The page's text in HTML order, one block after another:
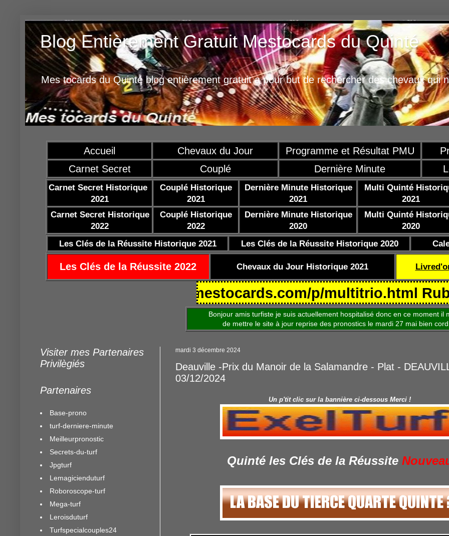
Blog Entièrement Gratuit Mestocards du Quinté
Mes tocards du Quinté blog entièrement gratuit a pour but de rechercher des chevaux qui
Accueil Chevaux du Jour Programme et Résultat PMU
Carnet Secret
Couplé Dernière Minute
Carnet Secret Historique
2021
Couplé Historique
2021
Dernière Minute Historique
2021
Multi Quinté
2021
Carnet Secret Historique
2022
Couplé Historique
2022
Dernière Minute Historique
2020
Multi Quinté
2020
Les Clés de la Réussite Historique 2021
Les Clés de la Réussite Historique 2020
Les Clés de la Réussite 2022 Chevaux du Jour Historique 2021
10/2021 https://www.mestocards.com/p/multitrio.html Rubrique
Bonjour amis turfiste je suis actuellement hospitalisé donc en ce moment il
de mettre le site à jour reprise des pronostics le mardi 27 mai bien
mardi 3 décembre 2024
Deauville -Prix du Manoir de la Salamandre - Plat -
03/12/2024
Un p'tit clic sur la bannière ci-dessous Merci !
Quinté les Clés de la Réussite
Visiter mes Partenaires
Privilègiés
Partenaires
Base-prono
turf-derniere-minute
Meilleurpronostic
Secrets-du-turf
Jpgturf
Lemagicienduturf
Roboroscope-turf
Mega-turf
Leroisduturf
Turfspecialcouples24